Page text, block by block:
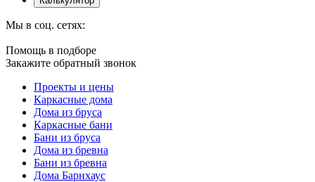
Мы в соц. сетях:
Помощь в подборе
Закажите обратный звонок
Проекты и цены
Каркасные дома
Дома из бруса
Каркасные бани
Бани из бруса
Дома из бревна
Бани из бревна
Дома Барнхаус